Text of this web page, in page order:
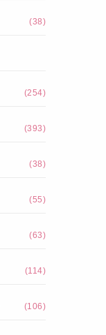
(38)
(254)
(393)
(38)
(55)
(63)
(114)
(106)